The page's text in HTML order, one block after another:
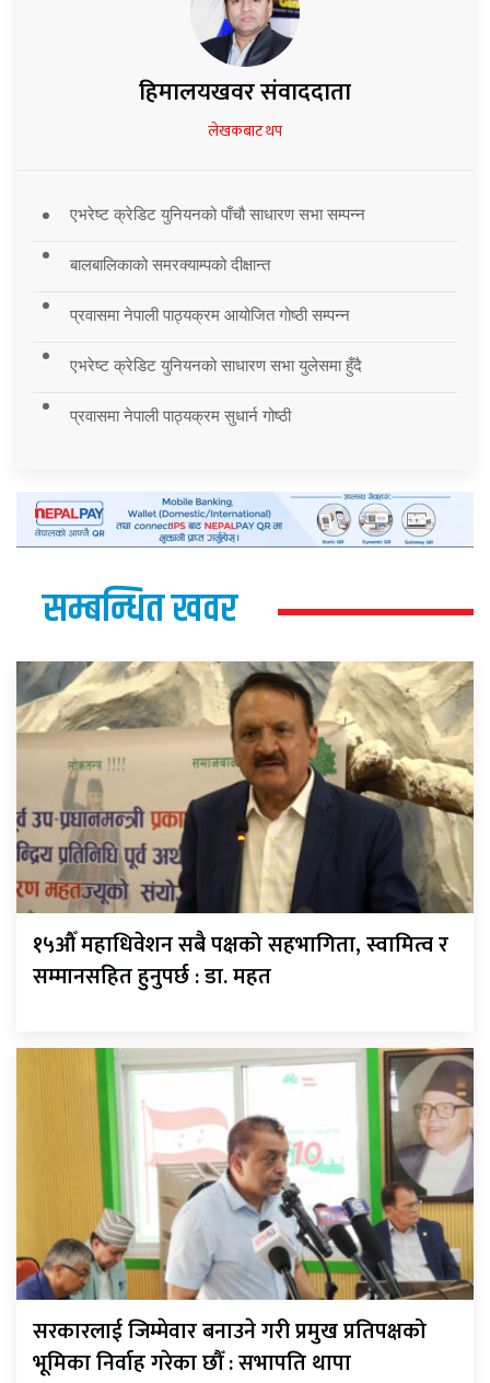
हिमालयखवर संवाददाता
लेखकबाट थप
एभरेष्ट क्रेडिट युनियनको पाँचौ साधारण सभा सम्पन्न
बालबालिकाको समरक्याम्पको दीक्षान्त
प्रवासमा नेपाली पाठ्यक्रम आयोजित गोष्ठी सम्पन्न
एभरेष्ट क्रेडिट युनियनको साधारण सभा युलेसमा हुँदै
प्रवासमा नेपाली पाठ्यक्रम सुधार्न गोष्ठी
सम्बन्धित खवर
१५औँ महाधिवेशन सबै पक्षको सहभागिता, स्वामित्व र
सम्मानसहित हुनुपर्छ : डा. महत
सरकारलाई जिम्मेवार बनाउने गरी प्रमुख प्रतिपक्षको
भूमिका निर्वाह गरेका छौँ : सभापति थापा